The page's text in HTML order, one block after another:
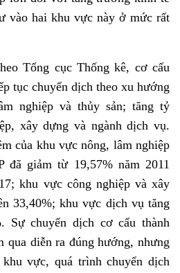
vào hai khu vực này ở mức rất
Tổng cục Thống kê, cơ cấu
tục chuyển dịch theo xu hướng
nghiệp và thủy sản; tăng tỷ
xây dựng và ngành dịch vụ.
của khu vực nông, lâm nghiệp
đã giảm từ 19,57% năm 2011
khu vực công nghiệp và xây
33,40%; khu vực dịch vụ tăng
Sự chuyển dịch cơ cấu thành
qua diễn ra đúng hướng, nhưng
vực, quá trình chuyển dịch